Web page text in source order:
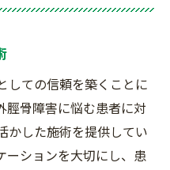
しての信頼を築くことに
脛骨障害に悩む患者に対
かした施術を提供してい
ーションを大切にし、患